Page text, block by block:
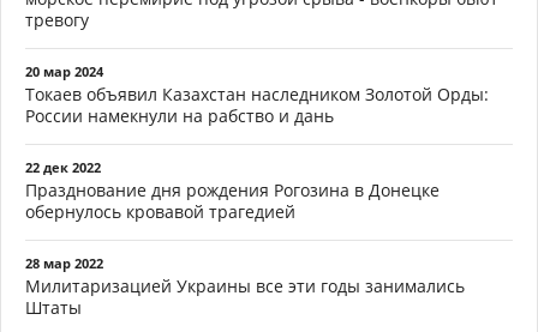
тревогу
20 мар 2024
Токаев объявил Казахстан наследником Золотой Орды:
России намекнули на рабство и дань
22 дек 2022
Празднование дня рождения Рогозина в Донецке
обернулось кровавой трагедией
28 мар 2022
Милитаризацией Украины все эти годы занимались
Штаты